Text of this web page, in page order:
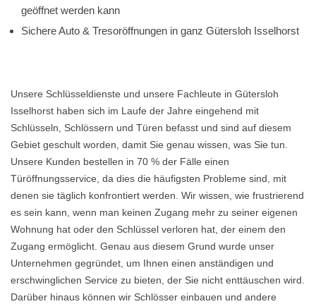
geöffnet werden kann
Sichere Auto & Tresoröffnungen in ganz Gütersloh Isselhorst
Unsere Schlüsseldienste und unsere Fachleute in Gütersloh
Isselhorst haben sich im Laufe der Jahre eingehend mit
Schlüsseln, Schlössern und Türen befasst und sind auf diesem
Gebiet geschult worden, damit Sie genau wissen, was Sie tun.
Unsere Kunden bestellen in 70 % der Fälle einen
Türöffnungsservice, da dies die häufigsten Probleme sind, mit
denen sie täglich konfrontiert werden. Wir wissen, wie frustrierend
es sein kann, wenn man keinen Zugang mehr zu seiner eigenen
Wohnung hat oder den Schlüssel verloren hat, der einem den
Zugang ermöglicht. Genau aus diesem Grund wurde unser
Unternehmen gegründet, um Ihnen einen anständigen und
erschwinglichen Service zu bieten, der Sie nicht enttäuschen wird.
Darüber hinaus können wir Schlösser einbauen und andere